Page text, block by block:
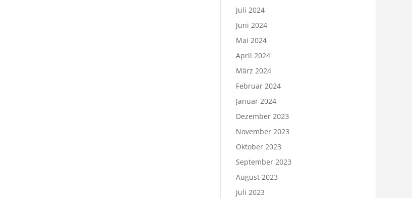
Juli 2024
Juni 2024
Mai 2024
April 2024
März 2024
Februar 2024
Januar 2024
Dezember 2023
November 2023
Oktober 2023
September 2023
August 2023
Juli 2023